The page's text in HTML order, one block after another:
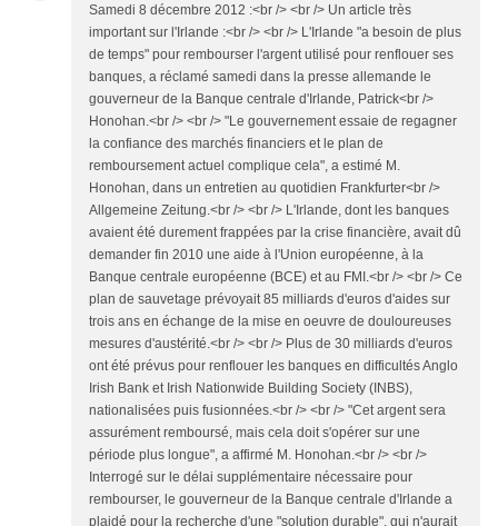
Samedi 8 décembre 2012 :<br /> <br /> Un article très
important sur l'Irlande :<br /> <br /> L'Irlande "a besoin de plus
de temps" pour rembourser l'argent utilisé pour renflouer ses
banques, a réclamé samedi dans la presse allemande le
gouverneur de la Banque centrale d'Irlande, Patrick<br />
Honohan.<br /> <br /> "Le gouvernement essaie de regagner
la confiance des marchés financiers et le plan de
remboursement actuel complique cela", a estimé M.
Honohan, dans un entretien au quotidien Frankfurter<br />
Allgemeine Zeitung.<br /> <br /> L'Irlande, dont les banques
avaient été durement frappées par la crise financière, avait dû
demander fin 2010 une aide à l'Union européenne, à la
Banque centrale européenne (BCE) et au FMI.<br /> <br /> Ce
plan de sauvetage prévoyait 85 milliards d'euros d'aides sur
trois ans en échange de la mise en oeuvre de douloureuses
mesures d'austérité.<br /> <br /> Plus de 30 milliards d'euros
ont été prévus pour renflouer les banques en difficultés Anglo
Irish Bank et Irish Nationwide Building Society (INBS),
nationalisées puis fusionnées.<br /> <br /> "Cet argent sera
assurément remboursé, mais cela doit s'opérer sur une
période plus longue", a affirmé M. Honohan.<br /> <br />
Interrogé sur le délai supplémentaire nécessaire pour
rembourser, le gouverneur de la Banque centrale d'Irlande a
plaidé pour la recherche d'une "solution durable", qui n'aurait